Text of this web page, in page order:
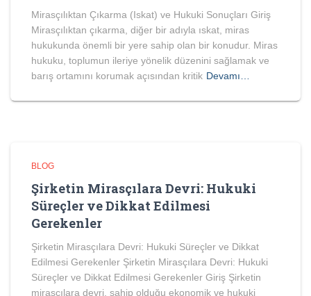
Mirasçılıktan Çıkarma (Iskat) ve Hukuki Sonuçları Giriş
Mirasçılıktan çıkarma, diğer bir adıyla ıskat, miras
hukukunda önemli bir yere sahip olan bir konudur. Miras
hukuku, toplumun ileriye yönelik düzenini sağlamak ve
barış ortamını korumak açısından kritik Devamı…
BLOG
Şirketin Mirasçılara Devri: Hukuki
Süreçler ve Dikkat Edilmesi
Gerekenler
Şirketin Mirasçılara Devri: Hukuki Süreçler ve Dikkat
Edilmesi Gerekenler Şirketin Mirasçılara Devri: Hukuki
Süreçler ve Dikkat Edilmesi Gerekenler Giriş Şirketin
mirasçılara devri, sahip olduğu ekonomik ve hukuki